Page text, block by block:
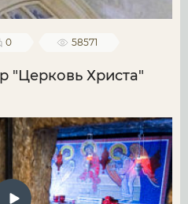
0 58571
"Церковь Христа"